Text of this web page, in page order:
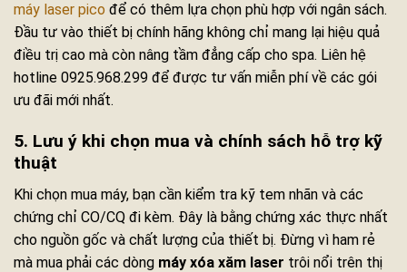
máy laser pico để có thêm lựa chọn phù hợp với ngân sách.
Đầu tư vào thiết bị chính hãng không chỉ mang lại hiệu quả
điều trị cao mà còn nâng tầm đẳng cấp cho spa. Liên hệ
hotline 0925.968.299 để được tư vấn miễn phí về các gói
ưu đãi mới nhất.
5. Lưu ý khi chọn mua và chính sách hỗ trợ kỹ
thuật
Khi chọn mua máy, bạn cần kiểm tra kỹ tem nhãn và các
chứng chỉ CO/CQ đi kèm. Đây là bằng chứng xác thực nhất
cho nguồn gốc và chất lượng của thiết bị. Đừng vì ham rẻ
mà mua phải các dòng máy xóa xăm laser trôi nổi trên thị